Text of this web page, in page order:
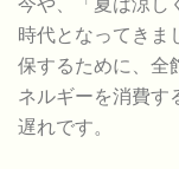
時代となってきま
保するために、全
ネルギーを消費す
遅れです。